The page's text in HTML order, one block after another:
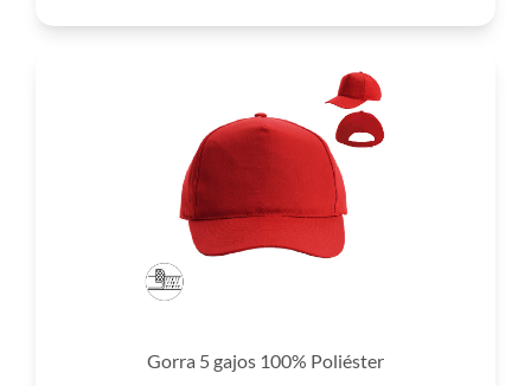
Gorra 5 gajos 100% Poliéster